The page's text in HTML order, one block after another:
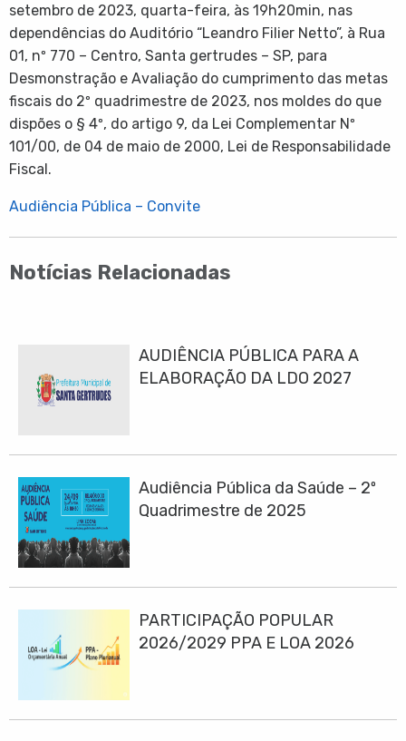
setembro de 2023, quarta-feira, às 19h20min, nas
dependências do Auditório “Leandro Filier Netto”, à Rua
01, nº 770 – Centro, Santa gertrudes – SP, para
Desmonstração e Avaliação do cumprimento das metas
fiscais do 2º quadrimestre de 2023, nos moldes do que
dispões o § 4º, do artigo 9, da Lei Complementar Nº
101/00, de 04 de maio de 2000, Lei de Responsabilidade
Fiscal.
Audiência Pública – Convite
Notícias Relacionadas
AUDIÊNCIA PÚBLICA PARA A
ELABORAÇÃO DA LDO 2027
Audiência Pública da Saúde – 2º
Quadrimestre de 2025
PARTICIPAÇÃO POPULAR
2026/2029 PPA E LOA 2026